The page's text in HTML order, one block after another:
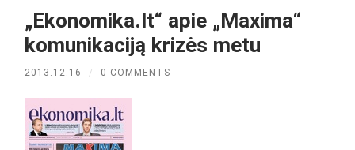
„Ekonomika.lt“ apie „Maxima“
komunikaciją krizės metu
2013.12.16 / 0 COMMENTS